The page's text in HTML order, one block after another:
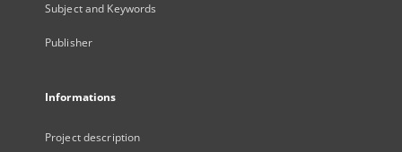
Subject and Keywords
Publisher
Informations
Project description